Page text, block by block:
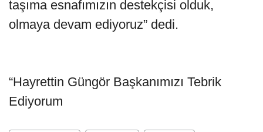
taşıma esnafımızın destekçisi olduk,
olmaya devam ediyoruz” dedi.
“Hayrettin Güngör Başkanımızı Tebrik
Ediyorum